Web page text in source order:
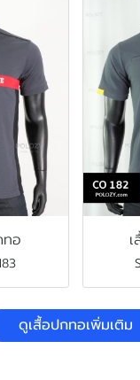
ทอ
ดูเสื้อปกทอเพิ่มเติม